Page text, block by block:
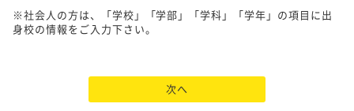
※社会人の方は、「学校」「学部」「学科」「学年」の項目に出
身校の情報をご入力下さい。
次へ